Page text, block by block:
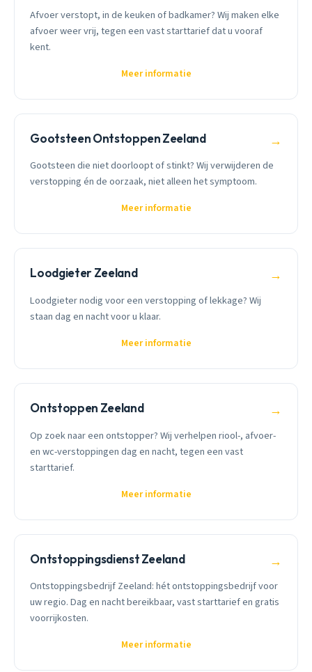
Afvoer verstopt, in de keuken of badkamer? Wij maken elke
afvoer weer vrij, tegen een vast starttarief dat u vooraf
kent.
Meer informatie
Gootsteen Ontstoppen Zeeland →
Gootsteen die niet doorloopt of stinkt? Wij verwijderen de
verstopping én de oorzaak, niet alleen het symptoom.
Meer informatie
Loodgieter Zeeland →
Loodgieter nodig voor een verstopping of lekkage? Wij
staan dag en nacht voor u klaar.
Meer informatie
Ontstoppen Zeeland →
Op zoek naar een ontstopper? Wij verhelpen riool-, afvoer-
en wc-verstoppingen dag en nacht, tegen een vast
starttarief.
Meer informatie
Ontstoppingsdienst Zeeland →
Ontstoppingsbedrijf Zeeland: hét ontstoppingsbedrijf voor
uw regio. Dag en nacht bereikbaar, vast starttarief en gratis
voorrijkosten.
Meer informatie